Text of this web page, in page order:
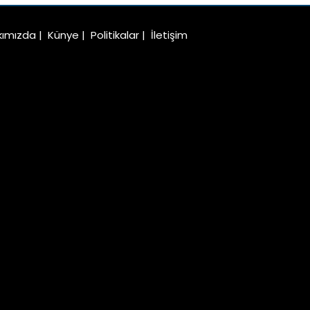
| Künye | Politikalar | İletişim